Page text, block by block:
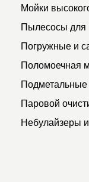
Мойки
Пылесосы для
Погружные и
Поломоечная
Паровой
Небулайзеры